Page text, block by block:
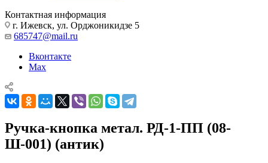
Контактная информация
г. Ижевск, ул. Орджоникидзе 5
685747@mail.ru
Вконтакте
Max
Ручка-кнопка метал. РД-1-ПП (08-
Ш-001) (антик)